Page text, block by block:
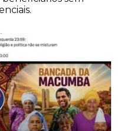
ação contínua
vistas ao período